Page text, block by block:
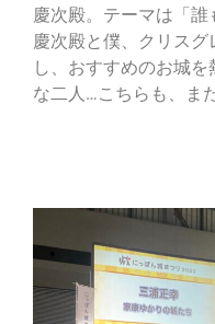
慶次殿。テーマは「誰
慶次殿と僕、クリス
し、おすすめのお城
な二人…こちらも、ま